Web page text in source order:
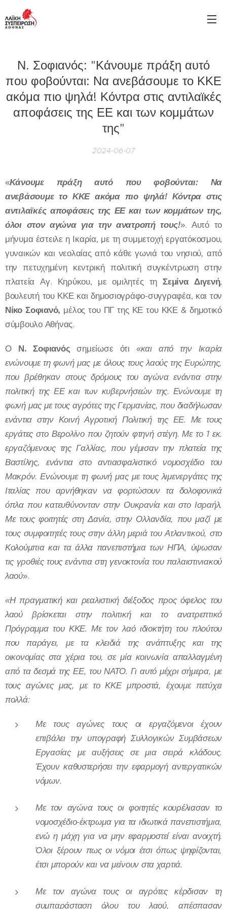
Ν. Σοφιανός: "Κάνουμε πράξη αυτό
που φοβούνται: Να ανεβάσουμε το ΚΚΕ
ακόμα πιο ψηλά! Κόντρα στις αντιλαϊκές
αποφάσεις της ΕΕ και των κομμάτων
της"
2024-06-07
«Κάνουμε πράξη αυτό που φοβούνται: Να
ανεβάσουμε το ΚΚΕ ακόμα πιο ψηλά! Κόντρα στις
αντιλαϊκές αποφάσεις της ΕΕ και των κομμάτων της,
όλοι στον αγώνα για την ανατροπή τους!». Αυτό το
μήνυμα έστειλε η Ικαρία, με τη συμμετοχή εργατόκοσμου,
γυναικών και νεολαίας από κάθε γωνιά του νησιού, από
την πετυχημένη κεντρική πολιτική συγκέντρωση στην
πλατεία Αγ. Κηρύκου, με ομιλητές τηΣεμίνα Διγενή,
βουλευτή του ΚΚΕ και δημοσιογράφο-συγγραφέα, και τον
Νίκο Σοφιανό, μέλος του ΠΓ της ΚΕ του ΚΚΕ & δημοτικό
σύμβουλο Αθήνας.
Ο Ν. Σοφιανός σημείωσε ότι «και από την Ικαρία
ενώνουμε τη φωνή μας με όλους τους λαούς της Ευρώπης,
που βρέθηκαν στους δρόμους του αγώνα ενάντια στην
πολιτική της ΕΕ και των κυβερνήσεών της. Ενώνουμε τη
φωνή μας με τους αγρότες της Γερμανίας, που διαδήλωσαν
ενάντια στην Κοινή Αγροτική Πολιτική της ΕΕ. Με τους
εργάτες στο Βερολίνο που ζητούν φτηνή στέγη. Με το 1 εκ.
εργαζόμενους της Γαλλίας, που γέμισαν την πλατεία της
Βαστίλης, ενάντια στο αντιασφαλιστικό νομοσχέδιο του
Μακρόν. Ενώνουμε τη φωνή μας με τους λιμενεργάτες της
Ιταλίας που αρνήθηκαν να φορτώσουν τα δολοφονικά
όπλα που κατευθύνονταν στην Ουκρανία και στο Ισραήλ.
Με τους φοιτητές στη Δανία, στην Ολλανδία, που μαζί με
τους συμφοιτητές τους στην άλλη μεριά του Ατλαντικού, στο
Κολούμπια και τα άλλα πανεπιστήμια των ΗΠΑ, ύψωσαν
τις γροθιές τους ενάντια στη γενοκτονία του παλαιστινιακού
λαού».
«Η πραγματική και ρεαλιστική διέξοδος προς όφελος του
λαού βρίσκεται στην πολιτική και το ανατρεπτικό
Πρόγραμμα του ΚΚΕ. Με τον λαό ιδιοκτήτη του πλούτου
που παράγει, με τα κλειδιά της ανάπτυξης και της
οικονομίας στα χέρια του, σε μία κοινωνία απαλλαγμένη
από τα δεσμά της ΕΕ, του ΝΑΤΟ. Γι αυτό μέχρι σήμερα, με
τους αγώνες μας, με το ΚΚΕ μπροστά, έχουμε πετύχει
πολλά:
Με τους αγώνες τους οι εργαζόμενοι έχουν
επιβάλει την υπογραφή Συλλογικών Συμβάσεων
Εργασίας με αυξήσεις σε μια σειρά κλάδους.
Έχουν καθυστερήσει την εφαρμογή αντεργατικών
νόμων.
Με τον αγώνα τους οι φοιτητές κουρέλιασαν το
νομοσχέδιο-έκτρωμα για τα ιδιωτικά πανεπιστήμια,
ενώ η μάχη για να μην εφαρμοστεί είναι ανοιχτή.
Όλοι ξέρουν πως οι νόμοι έτσι όπως ψηφίζονται,
έτσι μπορούν και να μείνουν στα χαρτιά.
Με τον αγώνα τους οι αγρότες κέρδισαν τη
συμπαράσταση όλου του λαού, απέσπασαν